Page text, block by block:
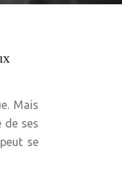
Mais
de ses
se